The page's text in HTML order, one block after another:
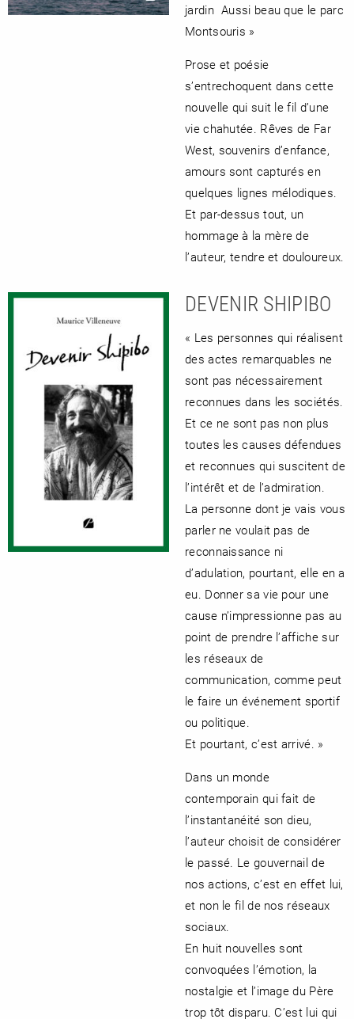
jardin Aussi beau que le parc
Montsouris »
Prose et poésie
s’entrechoquent dans cette
nouvelle qui suit le fil d’une
vie chahutée. Rêves de Far
West, souvenirs d’enfance,
amours sont capturés en
quelques lignes mélodiques.
Et par-dessus tout, un
hommage à la mère de
l’auteur, tendre et douloureux.
DEVENIR SHIPIBO
« Les personnes qui réalisent
des actes remarquables ne
sont pas nécessairement
reconnues dans les sociétés.
Et ce ne sont pas non plus
toutes les causes défendues
et reconnues qui suscitent de
l’intérêt et de l’admiration.
La personne dont je vais vous
parler ne voulait pas de
reconnaissance ni
d’adulation, pourtant, elle en a
eu. Donner sa vie pour une
cause n’impressionne pas au
point de prendre l’affiche sur
les réseaux de
communication, comme peut
le faire un événement sportif
ou politique.
Et pourtant, c’est arrivé. »
Dans un monde
contemporain qui fait de
l’instantanéité son dieu,
l’auteur choisit de considérer
le passé. Le gouvernail de
nos actions, c’est en effet lui,
et non le fil de nos réseaux
sociaux.
En huit nouvelles sont
convoquées l’émotion, la
nostalgie et l’image du Père
trop tôt disparu. C’est lui qui